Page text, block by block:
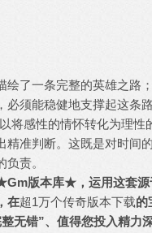
绘了一条完整的英雄之路
，必须能稳健地支撑起这条
将感性的情怀转化为理性
精准判断。这既是对时间
负责。
版本库★，运用这套源
在超1万个传奇版本下载的
无错”、值得您投入精力